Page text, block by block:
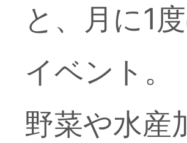
と、月に1
イベント。
野菜や水産